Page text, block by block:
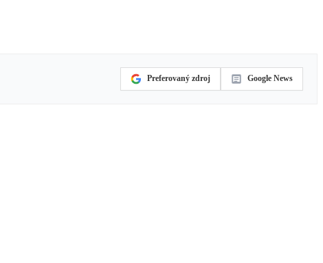
Preferovaný zdroj Google News